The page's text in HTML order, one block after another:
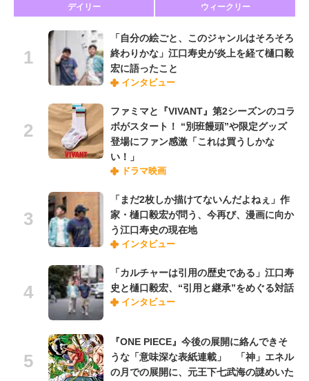
デイリー ウィークリー
「自分の絵ごと、このジャンルはそろそろ
終わりかな」江口寿史が炎上を経て樋口毅
宏に語ったこと
インタビュー
ファミマと『VIVANT』第2シーズンのコラ
ボがスタート！ “別班饅頭”や限定グッズ
登場にファン感激「これは買うしかな
い！」
ドラマ映画
「まだ2枚しか描けてないんだよねぇ」作
家・樋口毅宏が問う、今再び、漫画に向か
う江口寿史の現在地
インタビュー
「カルチャーは引用の歴史である」江口寿
史と樋口毅宏、“引用と継承”をめぐる対話
インタビュー
『ONE PIECE』今後の展開に絡んできそ
うな「意味深な表紙連載」 「神」エネル
の月での展開に、元王下七武海の謎めいた